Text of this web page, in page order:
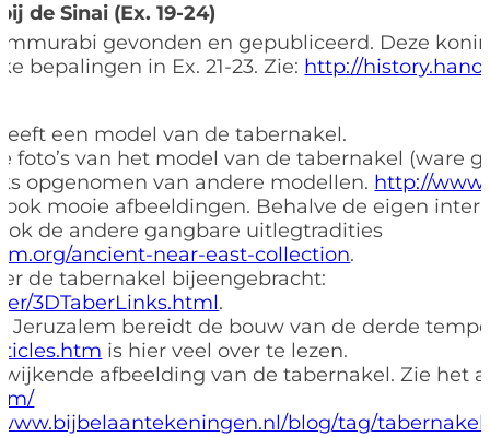
de Sinai (Ex. 19-24)
gevonden en gepubliceerd. Deze
bepalingen in Ex. 21-23. Zie: http://
een model van de tabernakel.
foto’s van het model van de tabernakel (ware
opgenomen van andere modellen. http://
mooie afbeeldingen. Behalve de eigen
de andere gangbare uitlegtradities
ancient-near-east-collection.
de tabernakel bijeengebracht:
3DTaberLinks.html.
Jeruzalem bereidt de bouw van de derde
is hier veel over te lezen.
afbeelding van de tabernakel. Zie het
blog/tag/